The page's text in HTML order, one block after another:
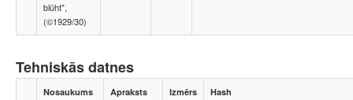
blüht",
(©1929/30)
Tehniskās datnes
Nosaukums Apraksts Izmērs Hash